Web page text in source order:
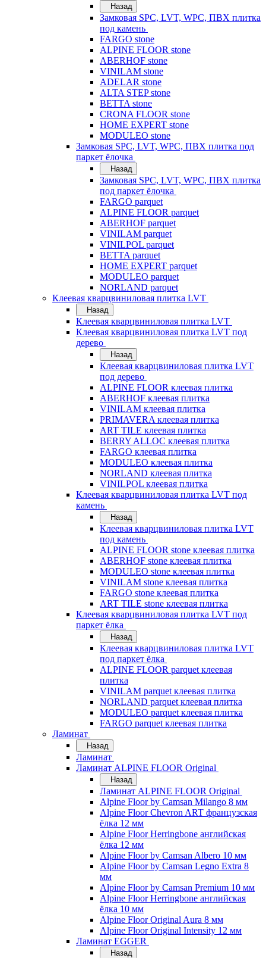
Назад
Замковая SPC, LVT, WPC, ПВХ плитка
под камень
FARGO stone
ALPINE FLOOR stone
ABERHOF stone
VINILAM stone
ADELAR stone
ALTA STEP stone
BETTA stone
CRONA FLOOR stone
HOME EXPERT stone
MODULEO stone
Замковая SPC, LVT, WPC, ПВХ плитка под
паркет ёлочка
Назад
Замковая SPC, LVT, WPC, ПВХ плитка
под паркет ёлочка
FARGO parquet
ALPINE FLOOR parquet
ABERHOF parquet
VINILAM parquet
VINILPOL parquet
BETTA parquet
HOME EXPERT parquet
MODULEO parquet
NORLAND parquet
Клеевая кварцвиниловая плитка LVT
Назад
Клеевая кварцвиниловая плитка LVT
Клеевая кварцвиниловая плитка LVT под
дерево
Назад
Клеевая кварцвиниловая плитка LVT
под дерево
ALPINE FLOOR клеевая плитка
ABERHOF клеевая плитка
VINILAM клеевая плитка
PRIMAVERA клеевая плитка
ART TILE клеевая плитка
BERRY ALLOC клеевая плитка
FARGO клеевая плитка
MODULEO клеевая плитка
NORLAND клеевая плитка
VINILPOL клеевая плитка
Клеевая кварцвиниловая плитка LVT под
камень
Назад
Клеевая кварцвиниловая плитка LVT
под камень
ALPINE FLOOR stone клеевая плитка
ABERHOF stone клеевая плитка
MODULEO stone клеевая плитка
VINILAM stone клеевая плитка
FARGO stone клеевая плитка
ART TILE stone клеевая плитка
Клеевая кварцвиниловая плитка LVT под
паркет ёлка
Назад
Клеевая кварцвиниловая плитка LVT
под паркет ёлка
ALPINE FLOOR parquet клеевая
плитка
VINILAM parquet клеевая плитка
NORLAND parquet клеевая плитка
MODULEO parquet клеевая плитка
FARGO parquet клеевая плитка
Ламинат
Назад
Ламинат
Ламинат ALPINE FLOOR Original
Назад
Ламинат ALPINE FLOOR Original
Alpine Floor by Camsan Milango 8 мм
Alpine Floor Chevron ART французская
ёлка 12 мм
Alpine Floor Herringbone английская
ёлка 12 мм
Alpine Floor by Camsan Albero 10 мм
Alpine Floor by Camsan Legno Extra 8
мм
Alpine Floor by Camsan Premium 10 мм
Alpine Floor Herringbone английская
ёлка 10 мм
Alpine Floor Original Aura 8 мм
Alpine Floor Original Intensity 12 мм
Ламинат EGGER
Назад